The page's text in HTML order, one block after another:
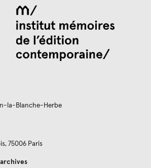
la-Blanche-Herbe
75006 Paris